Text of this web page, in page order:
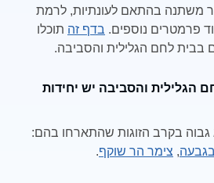
₪. המחיר משתנה בהתאם לעונתיות, לרמת
פרמטרים נוספים. בדף זה תוכלו
בבית לחם הגלילית והסביבה.
הגלילית והסביבה יש יחידות
גבוה בקרב הזוגות שהתארחו בהם:
, צימר הר שוקף.